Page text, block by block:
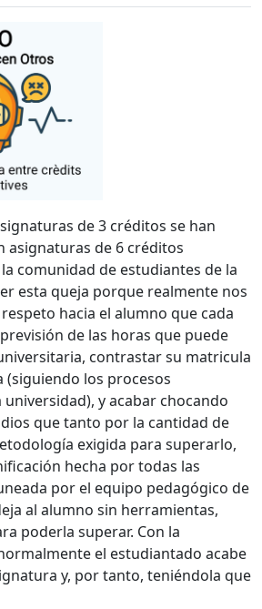
de 3 créditos se han
asignaturas de 6 créditos
comunidad de estudiantes de la
esta queja porque realmente nos
hacia el alumno que cada
de las horas que puede
contrastar su matricula
los procesos
y acabar chocando
que tanto por la cantidad de
exigida para superarlo,
hecha por todas las
por el equipo pedagógico de
al alumno sin herramientas,
poderla superar. Con la
el estudiantado acabe
y, por tanto, teniéndola que